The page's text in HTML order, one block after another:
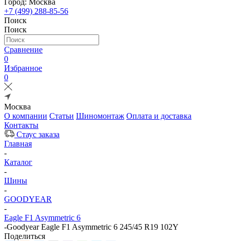
Город: Москва
+7 (499) 288-85-56
Поиск
Поиск
Сравнение
0
Избранное
0
Москва
О компании Статьи Шиномонтаж Оплата и доставка
Контакты
Стаус заказа
Главная
-
Каталог
-
Шины
-
GOODYEAR
-
Eagle F1 Asymmetric 6
-Goodyear Eagle F1 Asymmetric 6 245/45 R19 102Y
Поделиться